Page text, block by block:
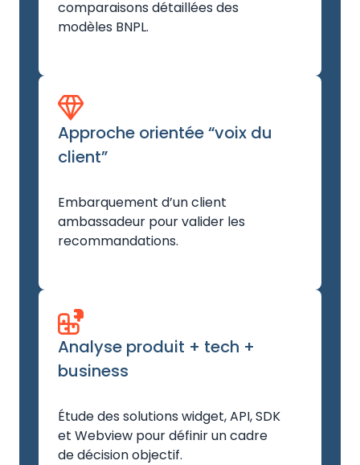
comparaisons détaillées des
modèles BNPL.
Approche orientée “voix du
client”
Embarquement d’un client
ambassadeur pour valider les
recommandations.
Analyse produit + tech +
business
Étude des solutions widget, API, SDK
et Webview pour définir un cadre
de décision objectif.